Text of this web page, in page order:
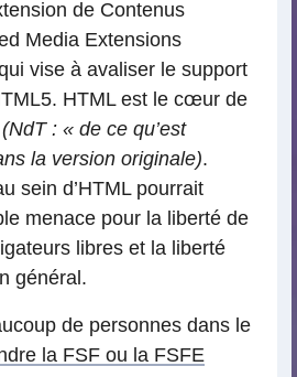
de Contenus
Media Extensions
vise à avaliser le support
HTML est le cœur de
(NdT : « de ce qu’est
la version originale).
sein d’HTML pourrait
menace pour la liberté de
libres et la liberté
général.
de personnes dans le
la FSF ou la FSFE